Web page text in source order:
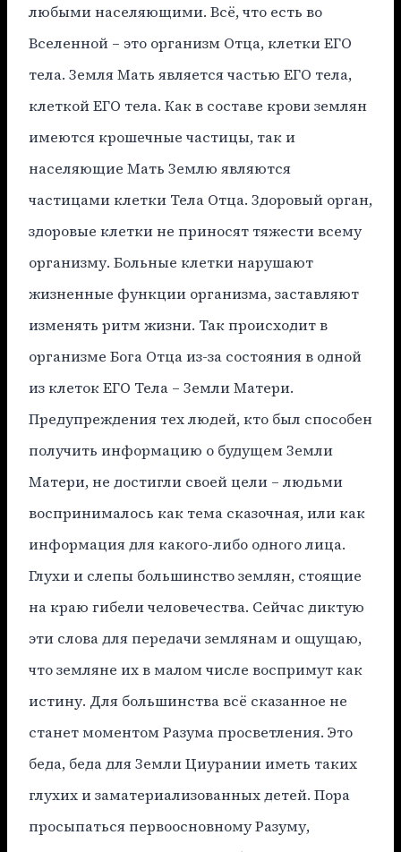
любыми населяющими. Всё, что есть во
Вселенной – это организм Отца, клетки ЕГО
тела. Земля Мать является частью ЕГО тела,
клеткой ЕГО тела. Как в составе крови землян
имеются крошечные частицы, так и
населяющие Мать Землю являются
частицами клетки Тела Отца. Здоровый орган,
здоровые клетки не приносят тяжести всему
организму. Больные клетки нарушают
жизненные функции организма, заставляют
изменять ритм жизни. Так происходит в
организме Бога Отца из-за состояния в одной
из клеток ЕГО Тела – Земли Матери.
Предупреждения тех людей, кто был способен
получить информацию о будущем Земли
Матери, не достигли своей цели – людьми
воспринималось как тема сказочная, или как
информация для какого-либо одного лица.
Глухи и слепы большинство землян, стоящие
на краю гибели человечества. Сейчас диктую
эти слова для передачи землянам и ощущаю,
что земляне их в малом числе воспримут как
истину. Для большинства всё сказанное не
станет моментом Разума просветления. Это
беда, беда для Земли Циурании иметь таких
глухих и заматериализованных детей. Пора
просыпаться первоосновному Разуму,